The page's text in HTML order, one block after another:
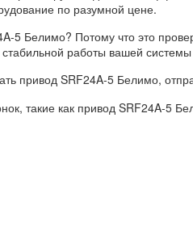
по разумной цене.
5 Белимо? Потому что это
стабильной работы вашей
привод SRF24A-5 Белимо,
такие как привод SRF24A-5